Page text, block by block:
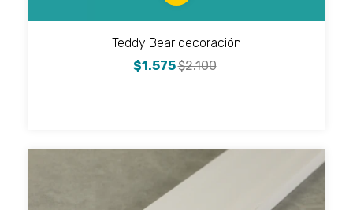
Teddy Bear decoración
$1.575$2.100